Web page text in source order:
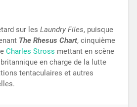
sur les Laundry Files, puisque
The Rhesus Chart, cinquième
Charles Stross mettant en scène
en charge de la lutte
tentaculaires et autres